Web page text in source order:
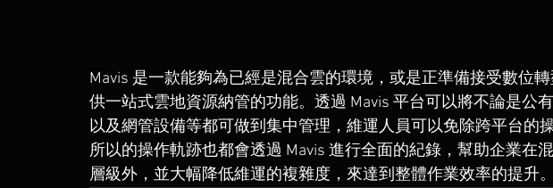
Mavis 是一款能夠為已經是混合雲的環境，或是正準備接受數位
供一站式雲地資源納管的功能。透過 Mavis 平台可以將不論是公
以及網管設備等都可做到集中管理，維運人員可以免除跨平台的
所以的操作軌跡也都會透過 Mavis 進行全面的紀錄，幫助企業在
層級外，並大幅降低維運的複雜度，來達到整體作業效率的提升。